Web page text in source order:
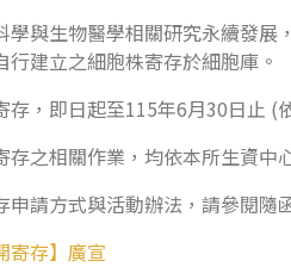
學與生物醫學相關研究永續發
行建立之細胞株寄存於細胞庫。
存，即日起至115年6月30日止
存之相關作業，均依本所生資中
申請方式與活動辦法，請參閱隨
寄存】廣宣